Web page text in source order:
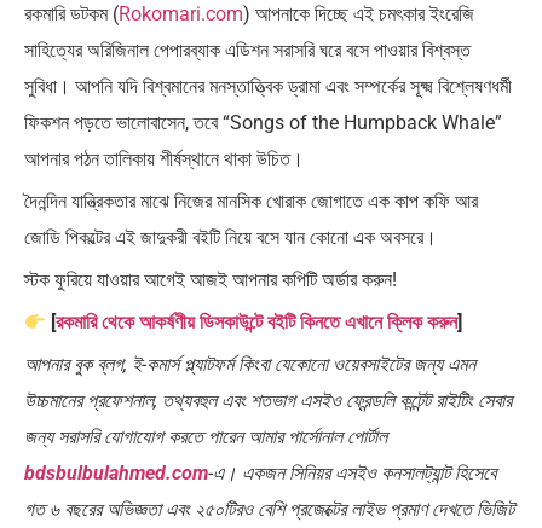
রকমারি ডটকম (Rokomari.com) আপনাকে দিচ্ছে এই চমৎকার ইংরেজি
সাহিত্যের অরিজিনাল পেপারব্যাক এডিশন সরাসরি ঘরে বসে পাওয়ার বিশ্বস্ত
সুবিধা। আপনি যদি বিশ্বমানের মনস্তাত্ত্বিক ড্রামা এবং সম্পর্কের সূক্ষ্ম বিশ্লেষণধর্মী
ফিকশন পড়তে ভালোবাসেন, তবে “Songs of the Humpback Whale”
আপনার পঠন তালিকায় শীর্ষস্থানে থাকা উচিত।
দৈনন্দিন যান্ত্রিকতার মাঝে নিজের মানসিক খোরাক জোগাতে এক কাপ কফি আর
জোডি পিকল্টের এই জাদুকরী বইটি নিয়ে বসে যান কোনো এক অবসরে।
স্টক ফুরিয়ে যাওয়ার আগেই আজই আপনার কপিটি অর্ডার করুন!
[রকমারি থেকে আকর্ষণীয় ডিসকাউন্টে বইটি কিনতে এখানে ক্লিক করুন]
আপনার বুক ব্লগ, ই-কমার্স প্ল্যাটফর্ম কিংবা যেকোনো ওয়েবসাইটের জন্য এমন
উচ্চমানের প্রফেশনাল, তথ্যবহুল এবং শতভাগ এসইও ফ্রেন্ডলি কন্টেন্ট রাইটিং সেবার
জন্য সরাসরি যোগাযোগ করতে পারেন আমার পার্সোনাল পোর্টাল
bdsbulbulahmed.com-এ। একজন সিনিয়র এসইও কনসালট্যান্ট হিসেবে
গত ৬ বছরের অভিজ্ঞতা এবং ২৫০টিরও বেশি প্রজেক্টের লাইভ প্রমাণ দেখতে ভিজিট